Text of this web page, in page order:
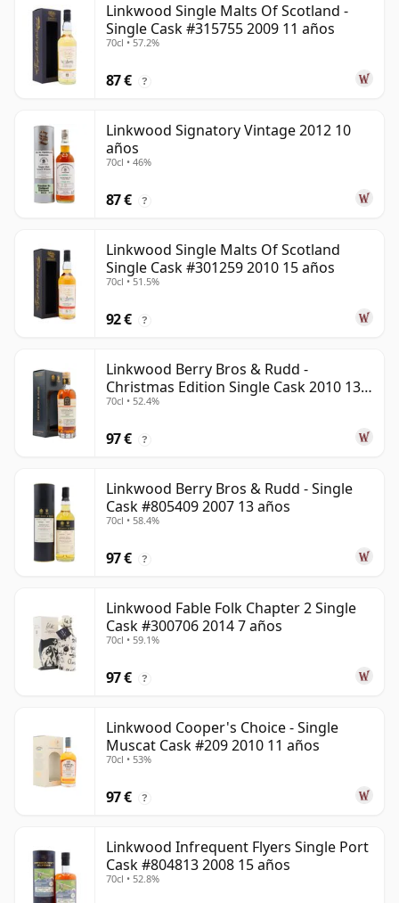
Linkwood Single Malts Of Scotland -
Single Cask #315755 2009 11 años
70cl • 57.2%
87 € ?
Linkwood Signatory Vintage 2012 10
años
70cl • 46%
87 € ?
Linkwood Single Malts Of Scotland
Single Cask #301259 2010 15 años
70cl • 51.5%
92 € ?
Linkwood Berry Bros & Rudd -
Christmas Edition Single Cask 2010 13
años
70cl • 52.4%
97 € ?
Linkwood Berry Bros & Rudd - Single
Cask #805409 2007 13 años
70cl • 58.4%
97 € ?
Linkwood Fable Folk Chapter 2 Single
Cask #300706 2014 7 años
70cl • 59.1%
97 € ?
Linkwood Cooper's Choice - Single
Muscat Cask #209 2010 11 años
70cl • 53%
97 € ?
Linkwood Infrequent Flyers Single Port
Cask #804813 2008 15 años
70cl • 52.8%